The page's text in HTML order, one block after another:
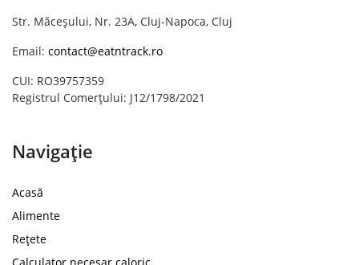
Str. Măceșului, Nr. 23A, Cluj-Napoca, Cluj
Email: contact@eatntrack.ro
CUI: RO39757359
Registrul Comerțului: J12/1798/2021
Navigație
Acasă
Alimente
Rețete